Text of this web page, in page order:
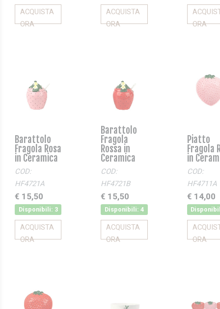
ACQUISTA
ORA
ACQUISTA
ORA
ORA
Barattolo
Fragola Rosa
in Ceramica
COD:
HF4721A
€ 15,50
Disponibili: 3
ACQUISTA
ORA
Barattolo
Fragola
Rossa in
Ceramica
COD:
HF4721B
€ 15,50
Disponibili: 4
ACQUISTA
ORA
Piatto
Fragola
in
COD:
HF4711A
€ 14,00
ORA